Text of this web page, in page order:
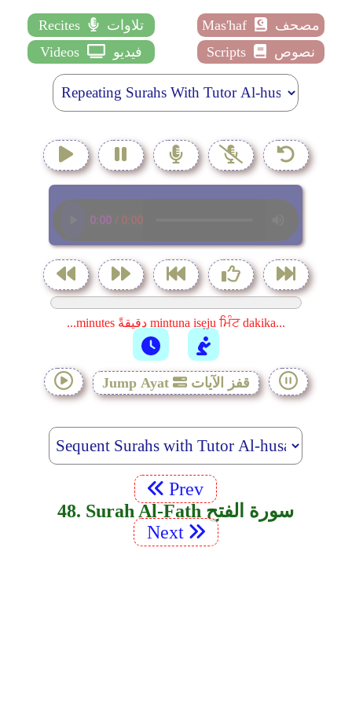
Recites تلاوات Mas'haf
مصحف
Videos
فيديو Scripts نصوص
...minutes دقيقةً mintuna isẹju ਮਿੰਟ dakika...
Jump Ayat قفز الآيات
Prev
48. Surah Al-Fath سورة الفتح
Next